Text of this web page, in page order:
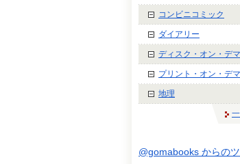
コンビニコミック
ダイアリー
ディスク・オン・デ
プリント・オン・デ
地理
@gomabooks からの